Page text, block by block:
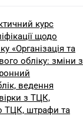
курс
щодо
«Організація та
обліку: зміни з
ведення
з ТЦК,
ТЦК, штрафи та